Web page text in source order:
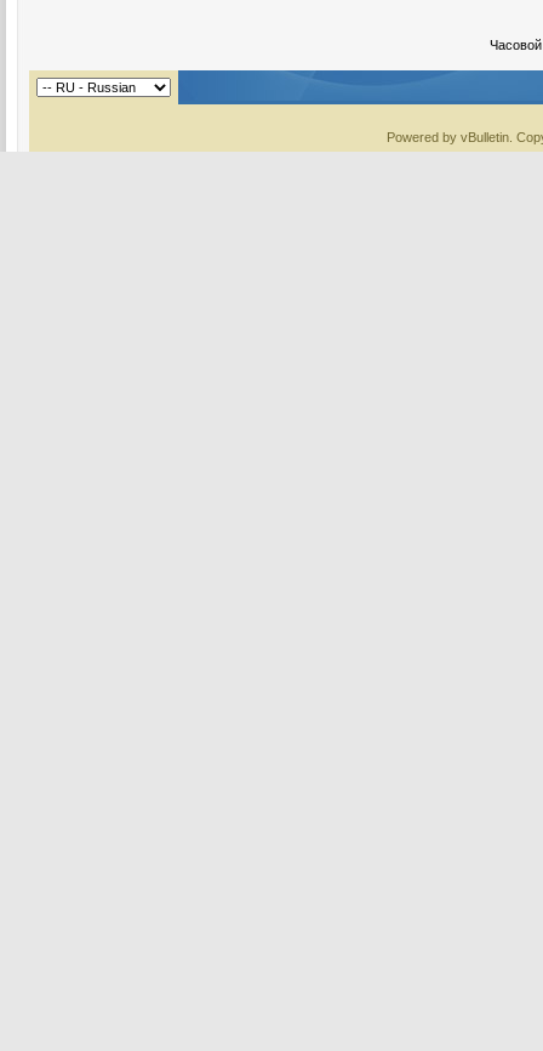
Powered by vBulletin.